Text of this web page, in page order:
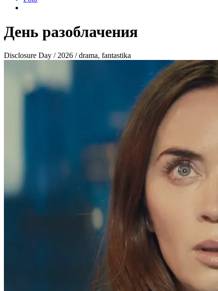
День разоблачения
Disclosure Day / 2026 / drama, fantastika